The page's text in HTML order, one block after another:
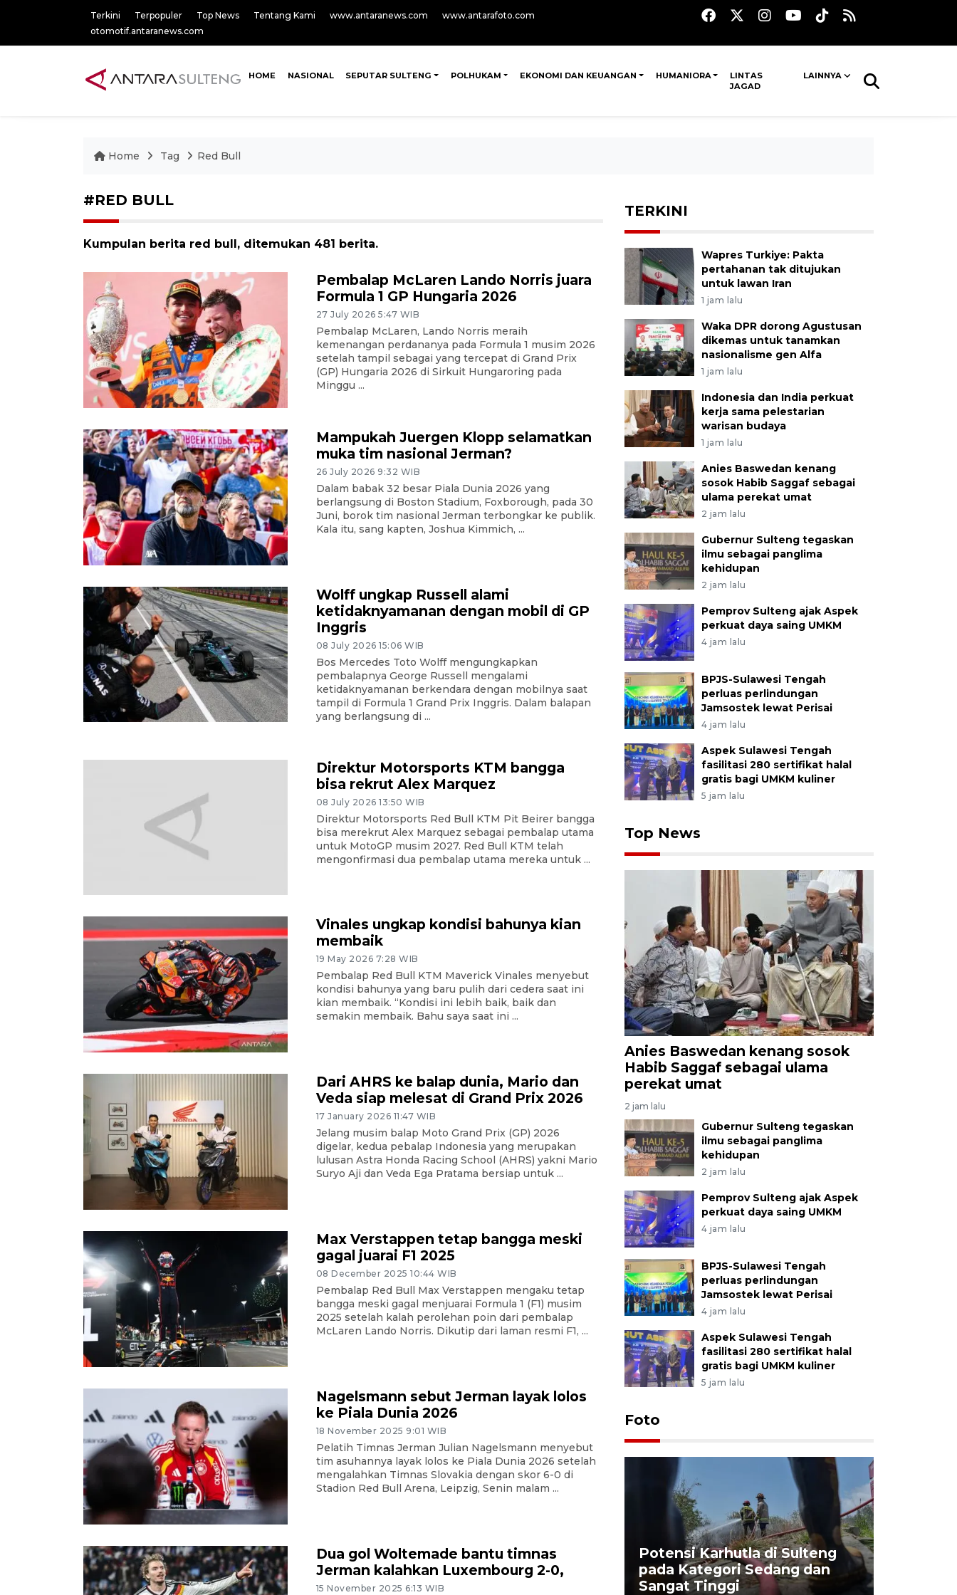
Terkini Terpopuler Top News Tentang Kami www.antaranews.com
www.antarafoto.com
otomotif.antaranews.com
HOME NASIONAL SEPUTAR SULTENG POLHUKAM EKONOMI DAN KEUANGAN HUMANIORA
LINTAS
JAGAD
LAINNYA
Home Tag Red Bull
#RED BULL
Kumpulan berita red bull, ditemukan 481 berita.
Pembalap McLaren Lando Norris juara
Formula 1 GP Hungaria 2026
27 July 2026 5:47 WIB
Pembalap McLaren, Lando Norris meraih
kemenangan perdananya pada Formula 1 musim 2026
setelah tampil sebagai yang tercepat di Grand Prix
(GP) Hungaria 2026 di Sirkuit Hungaroring pada
Minggu ...
Mampukah Juergen Klopp selamatkan
muka tim nasional Jerman?
26 July 2026 9:32 WIB
Dalam babak 32 besar Piala Dunia 2026 yang
berlangsung di Boston Stadium, Foxborough, pada 30
Juni, borok tim nasional Jerman terbongkar ke publik.
Kala itu, sang kapten, Joshua Kimmich, ...
Wolff ungkap Russell alami
ketidaknyamanan dengan mobil di GP
Inggris
08 July 2026 15:06 WIB
Bos Mercedes Toto Wolff mengungkapkan
pembalapnya George Russell mengalami
ketidaknyamanan berkendara dengan mobilnya saat
tampil di Formula 1 Grand Prix Inggris. Dalam balapan
yang berlangsung di ...
Direktur Motorsports KTM bangga
bisa rekrut Alex Marquez
08 July 2026 13:50 WIB
Direktur Motorsports Red Bull KTM Pit Beirer bangga
bisa merekrut Alex Marquez sebagai pembalap utama
untuk MotoGP musim 2027. Red Bull KTM telah
mengonfirmasi dua pembalap utama mereka untuk ...
Vinales ungkap kondisi bahunya kian
membaik
19 May 2026 7:28 WIB
Pembalap Red Bull KTM Maverick Vinales menyebut
kondisi bahunya yang baru pulih dari cedera saat ini
kian membaik. “Kondisi ini lebih baik, baik dan
semakin membaik. Bahu saya saat ini ...
Dari AHRS ke balap dunia, Mario dan
Veda siap melesat di Grand Prix 2026
17 January 2026 11:47 WIB
Jelang musim balap Moto Grand Prix (GP) 2026
digelar, kedua pebalap Indonesia yang merupakan
lulusan Astra Honda Racing School (AHRS) yakni Mario
Suryo Aji dan Veda Ega Pratama bersiap untuk ...
Max Verstappen tetap bangga meski
gagal juarai F1 2025
08 December 2025 10:44 WIB
Pembalap Red Bull Max Verstappen mengaku tetap
bangga meski gagal menjuarai Formula 1 (F1) musim
2025 setelah kalah perolehan poin dari pembalap
McLaren Lando Norris. Dikutip dari laman resmi F1, ...
Nagelsmann sebut Jerman layak lolos
ke Piala Dunia 2026
18 November 2025 9:01 WIB
Pelatih Timnas Jerman Julian Nagelsmann menyebut
tim asuhannya layak lolos ke Piala Dunia 2026 setelah
mengalahkan Timnas Slovakia dengan skor 6-0 di
Stadion Red Bull Arena, Leipzig, Senin malam ...
Dua gol Woltemade bantu timnas
Jerman kalahkan Luxembourg 2-0,
15 November 2025 6:13 WIB
TERKINI
Wapres Turkiye: Pakta
pertahanan tak ditujukan
untuk lawan Iran
1 jam lalu
Waka DPR dorong Agustusan
dikemas untuk tanamkan
nasionalisme gen Alfa
1 jam lalu
Indonesia dan India perkuat
kerja sama pelestarian
warisan budaya
1 jam lalu
Anies Baswedan kenang
sosok Habib Saggaf sebagai
ulama perekat umat
2 jam lalu
Gubernur Sulteng tegaskan
ilmu sebagai panglima
kehidupan
2 jam lalu
Pemprov Sulteng ajak Aspek
perkuat daya saing UMKM
4 jam lalu
BPJS-Sulawesi Tengah
perluas perlindungan
Jamsostek lewat Perisai
4 jam lalu
Aspek Sulawesi Tengah
fasilitasi 280 sertifikat halal
gratis bagi UMKM kuliner
5 jam lalu
Top News
Anies Baswedan kenang sosok
Habib Saggaf sebagai ulama
perekat umat
2 jam lalu
Gubernur Sulteng tegaskan
ilmu sebagai panglima
kehidupan
2 jam lalu
Pemprov Sulteng ajak Aspek
perkuat daya saing UMKM
4 jam lalu
BPJS-Sulawesi Tengah
perluas perlindungan
Jamsostek lewat Perisai
4 jam lalu
Aspek Sulawesi Tengah
fasilitasi 280 sertifikat halal
gratis bagi UMKM kuliner
5 jam lalu
Foto
Layanan pembuatan SIM Baru
di Satpas Polresta Palu
Potensi Karhutla di Sulteng
pada Kategori Sedang dan
Sangat Tinggi